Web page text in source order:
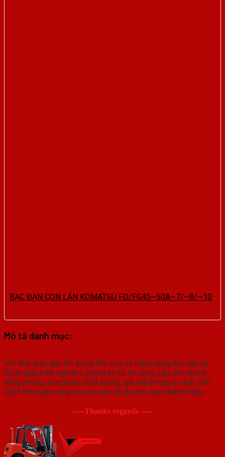
BẠC ĐẠN CON LĂN KOMATSU FD/FG45~50A~7/~8/~10
Mô tả danh mục:
Với thời gian gắn bó trong lĩnh vực xe nâng cùng đội ngũ kỹ
thuật giàu kinh nghiệm, chúng tôi tự tin cung cấp cho khách
hàng những sản phẩm chất lượng, gía thành hợp lý nhất, tiết
kiệm thời gian cũng như chi phí tối đa cho quý khách hàng.
—–Thanks regards —–